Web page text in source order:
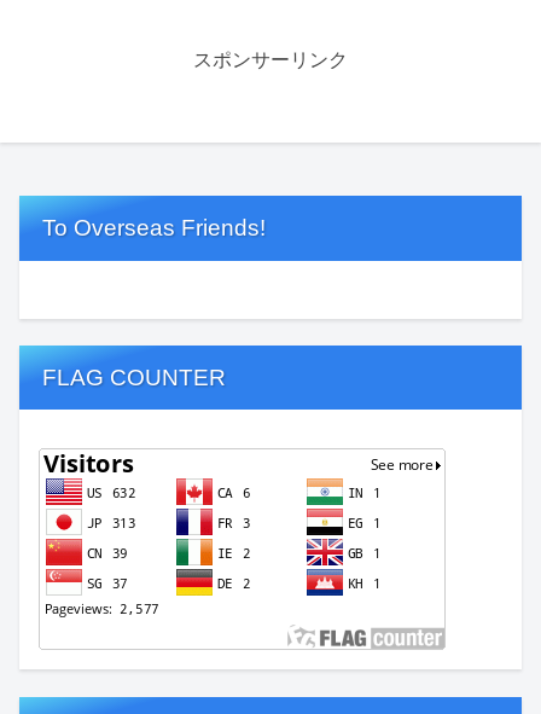
スポンサーリンク
To Overseas Friends!
FLAG COUNTER